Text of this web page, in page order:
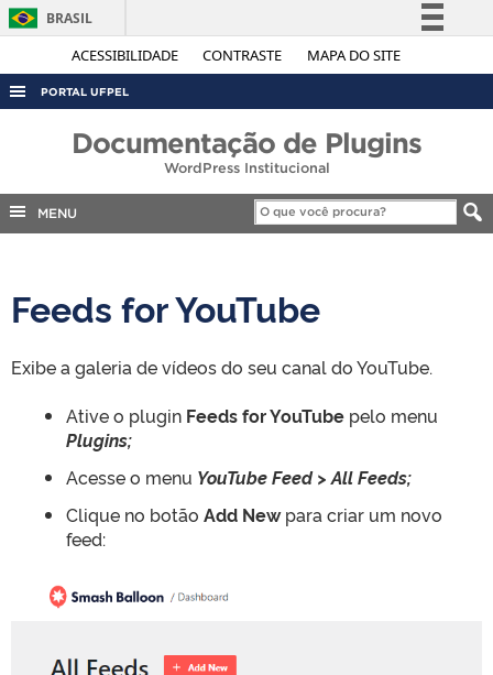
ACESSIBILIDADE CONTRASTE MAPA DO SITE
BRASIL
Simplifique!
Acesso à informação
Canais
PORTAL UFPEL
INTERNACIONAL
Documentação de Plugins
WordPress Institucional
MENU
Feeds for YouTube
Exibe a galeria de vídeos do seu canal do YouTube.
Ative o plugin Feeds for YouTube pelo menu
Plugins;
Acesse o menu YouTube Feed > All Feeds;
Clique no botão Add Newpara criar um novo
feed: